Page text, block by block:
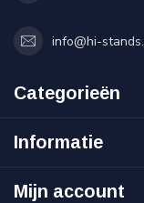
info@hi-
Categorieën
Informatie
Mijn account